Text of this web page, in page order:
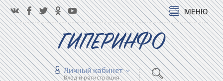
МЕНЮ
ГИПЕРИНФО
Личный кабинет
Вход и регистрация